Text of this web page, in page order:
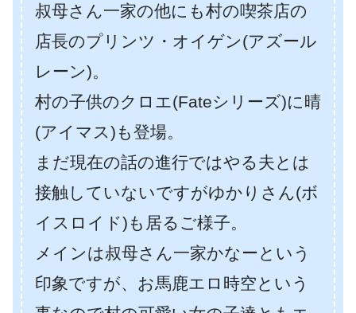
叔母さん一家の他にも村の喫茶店の
店長のプリンツ・オイゲン(アズール
レーン)。
村の子供のクロエ(Fateシリーズ)に晴
(アイマス)も登場。
まだ現在の話の進行ではやる夫とは
接触していないですがゆかりさん(ボ
イスロイド)も居るご様子。
メインは叔母さん一家かなーという
印象ですが、お馬鹿エロ時空という